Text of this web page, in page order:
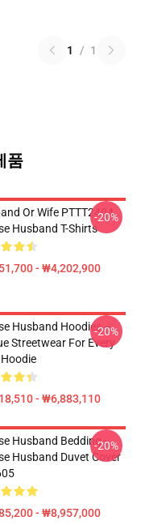
1 / 1
품
Or Wife PTTT2404
Husband T-Shirts
- ₩4,202,900
-20%
Husband Hoodies –
Streetwear For Every
- ₩6,883,110
-20%
Husband Bedding -
Husband Duvet Cover
- ₩8,957,000
-20%